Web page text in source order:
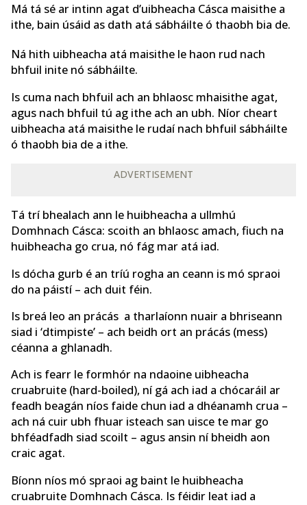
Má tá sé ar intinn agat d’uibheacha Cásca maisithe a
ithe, bain úsáid as dath atá sábháilte ó thaobh bia de.
Ná hith uibheacha atá maisithe le haon rud nach
bhfuil inite nó sábháilte.
Is cuma nach bhfuil ach an bhlaosc mhaisithe agat,
agus nach bhfuil tú ag ithe ach an ubh. Níor cheart
uibheacha atá maisithe le rudaí nach bhfuil sábháilte
ó thaobh bia de a ithe.
ADVERTISEMENT
Tá trí bhealach ann le huibheacha a ullmhú
Domhnach Cásca: scoith an bhlaosc amach, fiuch na
huibheacha go crua, nó fág mar atá iad.
Is dócha gurb é an tríú rogha an ceann is mó spraoi
do na páistí – ach duit féin.
Is breá leo an prácás a tharlaíonn nuair a bhriseann
siad i ‘dtimpiste’ – ach beidh ort an prácás (mess)
céanna a ghlanadh.
Ach is fearr le formhór na ndaoine uibheacha
cruabruite (hard-boiled), ní gá ach iad a chócaráil ar
feadh beagán níos faide chun iad a dhéanamh crua –
ach ná cuir ubh fhuar isteach san uisce te mar go
bhféadfadh siad scoilt – agus ansin ní bheidh aon
craic agat.
Bíonn níos mó spraoi ag baint le huibheacha
cruabruite Domhnach Cásca. Is féidir leat iad a